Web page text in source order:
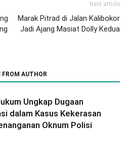
Next article
Marak Pitrad di Jalan Kalibokor
Jadi Ajang Masiat Dolly Kedua
FROM AUTHOR
Ungkap Dugaan
dalam Kasus Kekerasan
Oknum Polisi